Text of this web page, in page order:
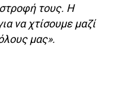
τους. Η
να χτίσουμε μαζί
μας».